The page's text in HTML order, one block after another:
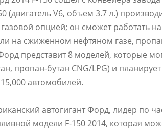
(двигатель V6, объем 3.7 л.)
опцией; он сможет работать
на сжиженном нефтяном газе,
представит 8 моделей, которые
пропан-бутан CNG/LPG) и
автомобилей.
автогигант Форд, лидер по
модели F-150 2014, которая